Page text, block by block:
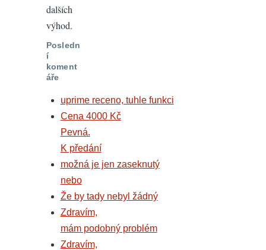
dalších
výhod.
Posledn
í
koment
áře
uprime receno, tuhle funkci
Cena 4000 Kč
Pevná.
K předání
možná je jen zaseknutý
nebo
Že by tady nebyl žádný
Zdravím,
mám podobný problém
Zdravím,